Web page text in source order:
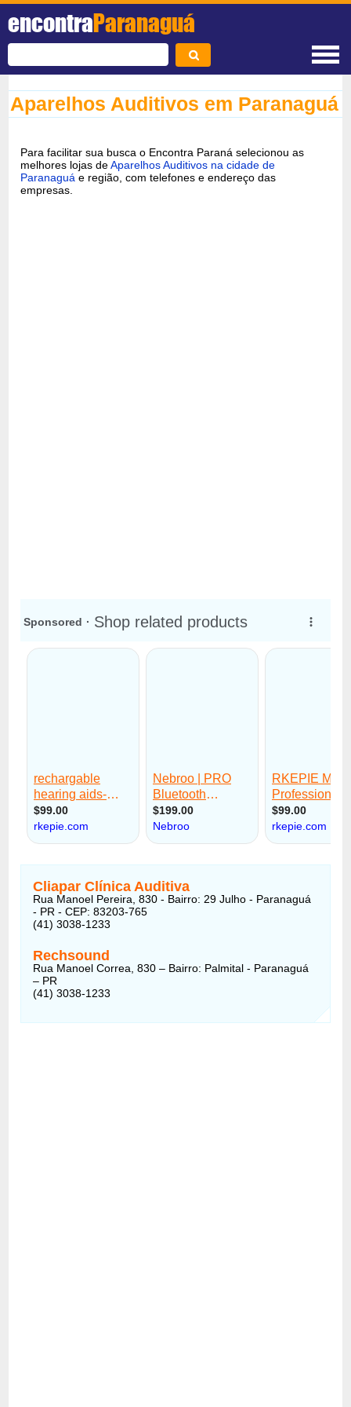
encontraParanaguá
Aparelhos Auditivos em Paranaguá
Para facilitar sua busca o Encontra Paraná selecionou as
melhores lojas deAparelhos Auditivos na cidade de
Paranaguá e região, com telefones e endereço das
empresas.
Cliapar Clínica Auditiva
Rua Manoel Pereira, 830 - Bairro: 29 Julho - Paranaguá
- PR - CEP: 83203-765
(41) 3038-1233
Rechsound
Rua Manoel Correa, 830 – Bairro: Palmital - Paranaguá
– PR
(41) 3038-1233